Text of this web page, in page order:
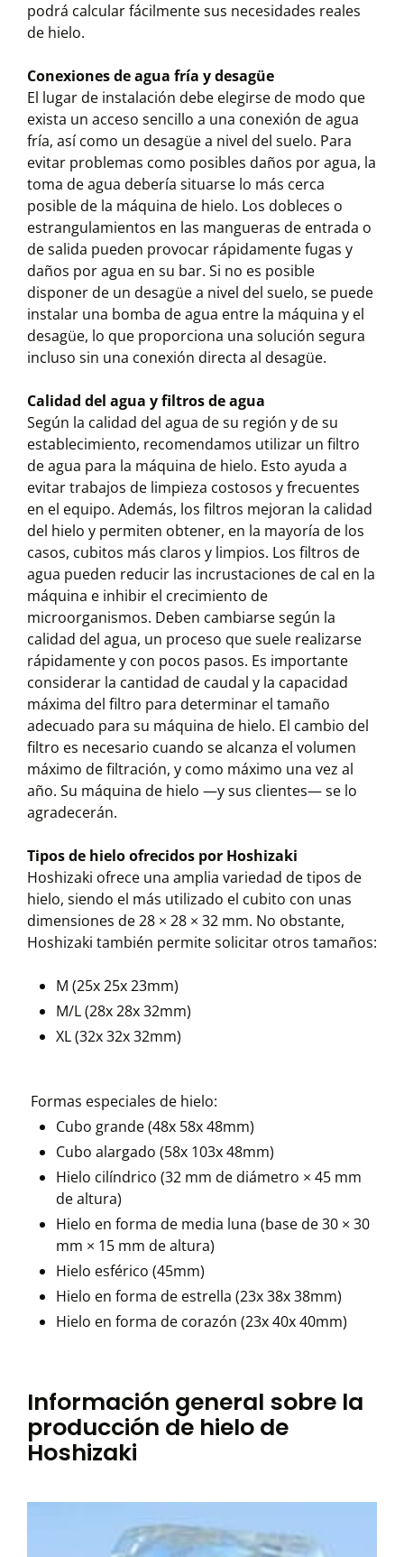
podrá calcular fácilmente sus necesidades reales
de hielo.
Conexiones de agua fría y desagüe
El lugar de instalación debe elegirse de modo que
exista un acceso sencillo a una conexión de agua
fría, así como un desagüe a nivel del suelo. Para
evitar problemas como posibles daños por agua, la
toma de agua debería situarse lo más cerca
posible de la máquina de hielo. Los dobleces o
estrangulamientos en las mangueras de entrada o
de salida pueden provocar rápidamente fugas y
daños por agua en su bar. Si no es posible
disponer de un desagüe a nivel del suelo, se puede
instalar una bomba de agua entre la máquina y el
desagüe, lo que proporciona una solución segura
incluso sin una conexión directa al desagüe.
Calidad del agua y filtros de agua
Según la calidad del agua de su región y de su
establecimiento, recomendamos utilizar un filtro
de agua para la máquina de hielo. Esto ayuda a
evitar trabajos de limpieza costosos y frecuentes
en el equipo. Además, los filtros mejoran la calidad
del hielo y permiten obtener, en la mayoría de los
casos, cubitos más claros y limpios. Los filtros de
agua pueden reducir las incrustaciones de cal en la
máquina e inhibir el crecimiento de
microorganismos. Deben cambiarse según la
calidad del agua, un proceso que suele realizarse
rápidamente y con pocos pasos. Es importante
considerar la cantidad de caudal y la capacidad
máxima del filtro para determinar el tamaño
adecuado para su máquina de hielo. El cambio del
filtro es necesario cuando se alcanza el volumen
máximo de filtración, y como máximo una vez al
año. Su máquina de hielo —y sus clientes— se lo
agradecerán.
Tipos de hielo ofrecidos por Hoshizaki
Hoshizaki ofrece una amplia variedad de tipos de
hielo, siendo el más utilizado el cubito con unas
dimensiones de 28 × 28 × 32 mm. No obstante,
Hoshizaki también permite solicitar otros tamaños:
M (25x 25x 23mm)
M/L (28x 28x 32mm)
XL (32x 32x 32mm)
Formas especiales de hielo:
Cubo grande (48x 58x 48mm)
Cubo alargado (58x 103x 48mm)
Hielo cilíndrico (32 mm de diámetro × 45 mm
de altura)
Hielo en forma de media luna (base de 30 × 30
mm × 15 mm de altura)
Hielo esférico (45mm)
Hielo en forma de estrella (23x 38x 38mm)
Hielo en forma de corazón (23x 40x 40mm)
Información general sobre la
producción de hielo de
Hoshizaki